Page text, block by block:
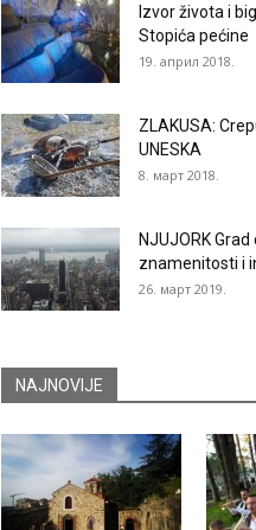
Izvor života i
Stopića pećine
19. април 2018.
ZLAKUSA:
UNESKA
8. март 2018.
NJUJORK
znamenitosti i
26. март 2019.
NAJNOVIJE